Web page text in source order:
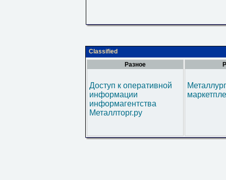
Classified
Разное
Доступ к оперативной
информации
информагентства
Металлторг.ру